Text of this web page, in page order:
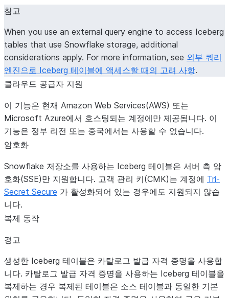
참고
When you use an external query engine to access Iceberg
tables that use Snowflake storage, additional
considerations apply. For more information, see 외부 쿼리
엔진으로 Iceberg 테이블에 액세스할 때의 고려 사항.
클라우드 공급자 지원
이 기능은 현재 Amazon Web Services(AWS) 또는
Microsoft Azure에서 호스팅되는 계정에만 제공됩니다. 이
기능은 정부 리전 또는 중국에서는 사용할 수 없습니다.
암호화
Snowflake 저장소를 사용하는 Iceberg 테이블은 서버 측 암
호화(SSE)만 지원합니다. 고객 관리 키(CMK)는 계정에 Tri-
Secret Secure 가 활성화되어 있는 경우에도 지원되지 않습
니다.
복제 동작
경고
생성한 Iceberg 테이블은 카탈로그 발급 자격 증명을 사용합
니다. 카탈로그 발급 자격 증명을 사용하는 Iceberg 테이블을
복제하는 경우 복제된 테이블은 소스 테이블과 동일한 기본